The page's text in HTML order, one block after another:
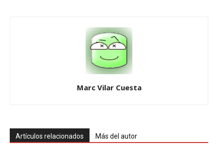
Marc Vilar Cuesta
Artículos relacionados Más del autor